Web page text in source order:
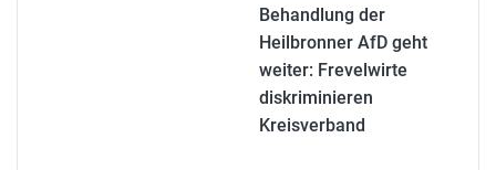
Behandlung der
Heilbronner AfD geht
weiter: Frevelwirte
diskriminieren
Kreisverband